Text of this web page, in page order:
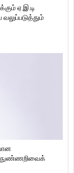
ஏ.இ.டி
நுண்ணறிவைக்